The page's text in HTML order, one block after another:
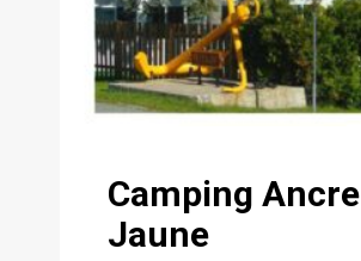
Camping Ancre
Jaune